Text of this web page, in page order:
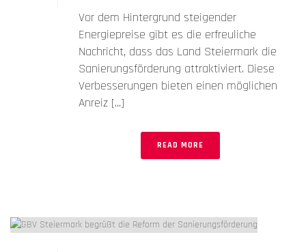
Vor dem Hintergrund steigender
Energiepreise gibt es die erfreuliche
Nachricht, dass das Land Steiermark die
Sanierungsförderung attraktiviert. Diese
Verbesserungen bieten einen möglichen
Anreiz [...]
READ MORE